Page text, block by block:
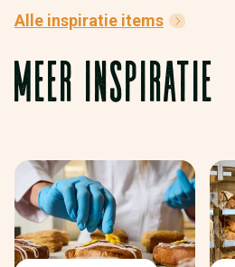
MEER INSPIRATIE
Alle inspiratie items